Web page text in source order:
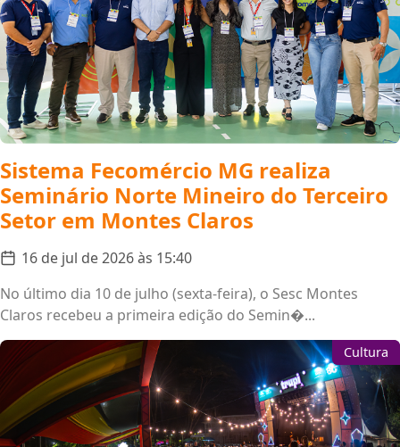
Sistema Fecomércio MG realiza
Seminário Norte Mineiro do Terceiro
Setor em Montes Claros
16 de jul de 2026 às 15:40
No último dia 10 de julho (sexta-feira), o Sesc Montes
Claros recebeu a primeira edição do Semin�...
Cultura